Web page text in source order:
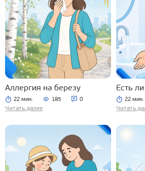
Аллергия на березу
22 мин. 185 0
Читать далее
Есть
22 мин.
Читать